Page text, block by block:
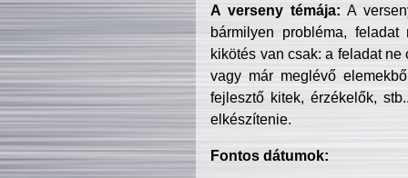
A verseny témája: A
bármilyen probléma, feladat
kikötés van csak: a feladat
vagy már meglévő
fejlesztő kitek, érzékelők,
elkészítenie.
Fontos dátumok: